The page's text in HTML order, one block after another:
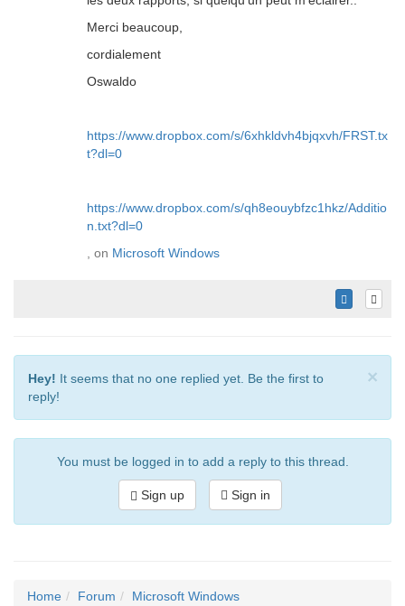
Merci beaucoup,
cordialement
Oswaldo
https://www.dropbox.com/s/6xhkldvh4bjqxvh/FRST.tx
t?dl=0
https://www.dropbox.com/s/qh8eouybfzc1hkz/Additio
n.txt?dl=0
, on Microsoft Windows
×
Hey! It seems that no one replied yet. Be the first to
reply!
You must be logged in to add a reply to this thread.
Sign up Sign in
Home Forum
Microsoft Windows